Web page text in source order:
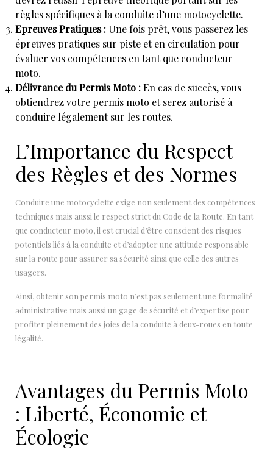
règles spécifiques à la conduite d’une motocyclette.
Epreuves Pratiques :Une fois prêt, vous passerez les
épreuves pratiques sur piste et en circulation pour
évaluer vos compétences en tant que conducteur
moto.
Délivrance du Permis Moto :En cas de succès, vous
obtiendrez votre permis moto et serez autorisé à
conduire légalement sur les routes.
L’Importance du Respect
des Règles et des Normes
Conduire une motocyclette exige non seulement des compétences
techniques mais aussi le respect strict du Code de la Route. En tant
que conducteur moto, il est crucial d’être conscient des risques
potentiels liés à la conduite et d’adopter une attitude responsable
sur la route pour assurer sa sécurité ainsi que celle des autres
usagers.
Ainsi, obtenir son permis moto n’est pas seulement une formalité
administrative mais aussi un gage de sécurité et d’expertise pour
profiter pleinement des joies de la conduite à deux-roues en toute
légalité.
Avantages du Permis Moto
: Liberté, Économie et
Écologie